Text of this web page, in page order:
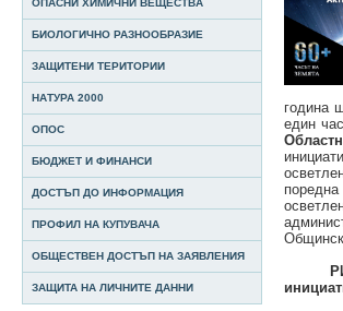
ОПАСНИ ХИМИЧНИ ВЕЩЕСТВА
БИОЛОГИЧНО РАЗНООБРАЗИЕ
ЗАЩИТЕНИ ТЕРИТОРИИ
НАТУРА 2000
ОПОС
БЮДЖЕТ И ФИНАНСИ
ДОСТЪП ДО ИНФОРМАЦИЯ
ПРОФИЛ НА КУПУВАЧА
ОБЩЕСТВЕН ДОСТЪП НА ЗАЯВЛЕНИЯ
ЗАЩИТА НА ЛИЧНИТЕ ДАННИ
година
един